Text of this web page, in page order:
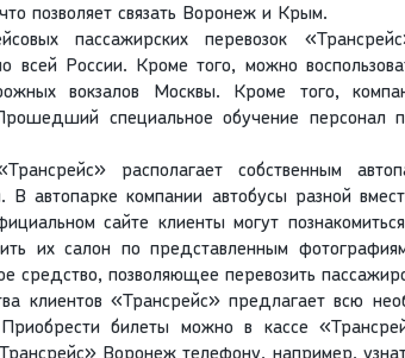
позволяет связать Воронеж и Крым.
пассажирских перевозок
всей России. Кроме того, можно
вокзалов Москвы. Кроме того,
специальное обучение персонал
располагает собственным
В автопарке компании автобусы разной
сайте клиенты могут
их салон по представленным
средство, позволяющее перевозить
клиентов «Трансрейс» предлагает всю
билеты можно в кассе